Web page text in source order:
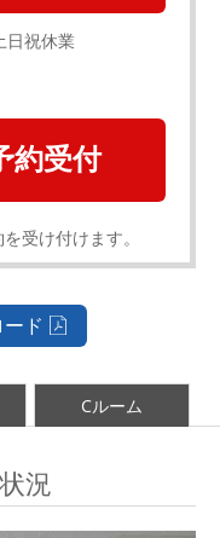
祝休業
約受付
受け付けます。
ド
Cルーム
況